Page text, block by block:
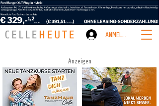
ANMELDEN
Anzeigen